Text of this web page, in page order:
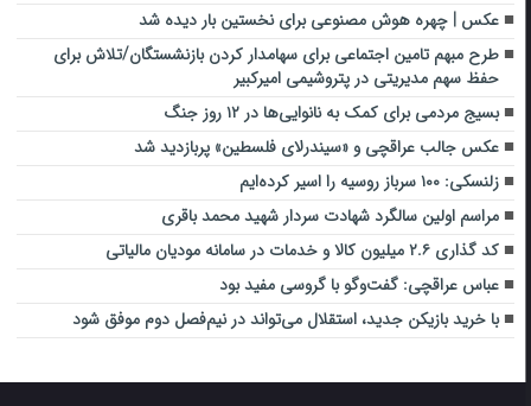
عکس | چهره‌ هوش مصنوعی برای نخستین بار دیده شد
طرح مبهم تامین اجتماعی برای سهامدار کردن بازنشستگان/تلاش برای
حفظ سهم مدیریتی در پتروشیمی امیرکبیر
بسیج مردمی برای کمک به نانوایی‌ها در ۱۲ روز جنگ
عکس جالب عراقچی و «سیندرلای فلسطین» پربازدید شد
زلنسکی: ۱۰۰ سرباز روسیه را اسیر کرده‌ایم
مراسم اولین سالگرد شهادت سردار شهید محمد باقری
کد گذاری ۲.۶ میلیون کالا و خدمات در سامانه مودیان مالیاتی
عباس عراقچی: گفت‌وگو با گروسی مفید بود
با خرید بازیکن جدید، استقلال می‌تواند در نیم‌فصل دوم موفق شود